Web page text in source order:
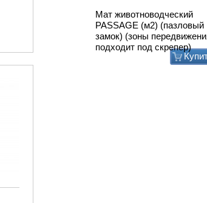
Мат животноводческий
PASSAGE (м2) (пазловый
замок) (зоны
подходит под скрепер)